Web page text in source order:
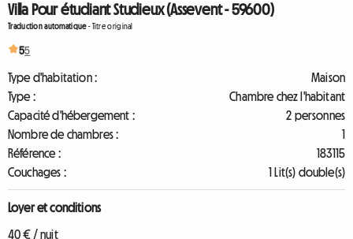
Villa Pour étudiant Studieux (Assevent - 59600)
Traduction automatique-Titre original
55
Type d'habitation :
Maison
Type :
Chambre chez l'habitant
Capacité d'hébergement :
2 personnes
Nombre de chambres :
1
Référence :
183115
Couchages :
1 Lit(s) double(s)
Loyer et conditions
40 € / nuit